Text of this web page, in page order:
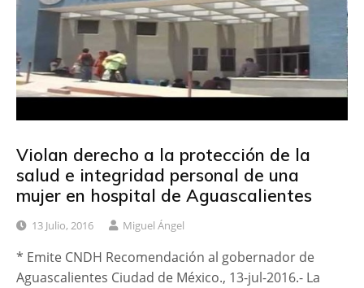
Violan derecho a la protección de la
salud e integridad personal de una
mujer en hospital de Aguascalientes
13 Julio, 2016 Miguel Ángel
* Emite CNDH Recomendación al gobernador de
Aguascalientes Ciudad de México., 13-jul-2016.- La